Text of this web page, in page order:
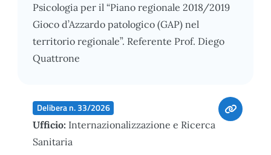
Psicologia per il “Piano regionale 2018/2019
Gioco d’Azzardo patologico (GAP) nel
territorio regionale”. Referente Prof. Diego
Quattrone
Delibera n. 33/2026
Ufficio: Internazionalizzazione e Ricerca
Sanitaria